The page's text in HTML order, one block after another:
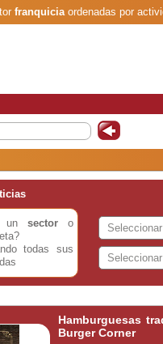
franquiciaordenadas por
un sector o
todas sus
Hamburguesas
Burger Corner